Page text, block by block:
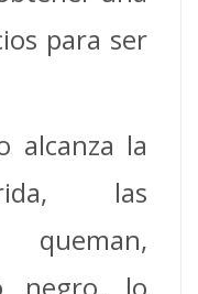
para ser
alcanza la
las
negro, lo